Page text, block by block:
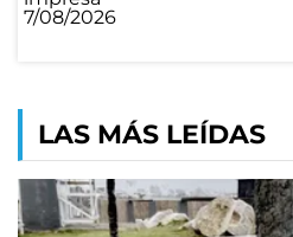
LAS MÁS LEÍDAS